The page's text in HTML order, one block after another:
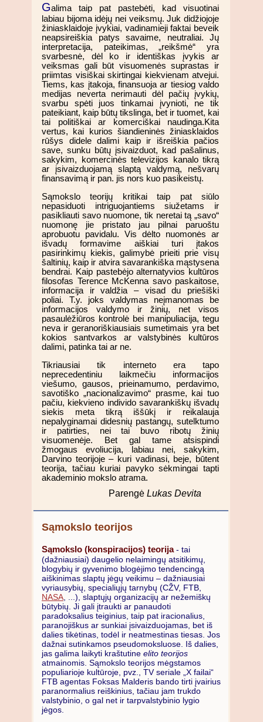
Galima taip pat pastebėti, kad visuotinai
labiau bijoma idėjų nei veiksmų. Juk didžiojoje
žiniasklaidoje įvykiai, vadinamieji faktai beveik
neapsireiškia patys savaime, neutraliai. Jų
interpretacija, pateikimas, „reikšmė“ yra
svarbesnė, dėl ko ir identiškas įvykis ar
veiksmas gali būt visuomenės suprastas ir
priimtas visiškai skirtingai kiekvienam atvejui.
Tiems, kas įtakoja, finansuoja ar tiesiog valdo
medijas neverta nerimauti dėl pačių įvykių,
svarbu spėti juos tinkamai įvynioti, ne tik
pateikiant, kaip būtų tikslinga, bet ir tuomet, kai
tai politiškai ar komerciškai naudinga.Kita
vertus, kai kurios šiandieninės žiniasklaidos
rūšys didele dalimi kaip ir išreiškia pačios
save, sunku būtų įsivaizduot, kad pašalinus,
sakykim, komercinės televizijos kanalo tikrą
ar įsivaizduojamą slaptą valdymą, nešvarų
finansavimą ir pan. jis nors kuo pasikeistų.
Sąmokslo teorijų kritikai taip pat siūlo
nepasiduoti intriguojantiems siužetams ir
pasikliauti savo nuomone, tik neretai tą „savo“
nuomonę jie pristato jau pilnai paruoštu
aprobuotu pavidalu. Vis dėlto nuomonės ar
išvadų formavime aiškiai turi įtakos
pasirinkimų kiekis, galimybė prieiti prie visų
šaltinių, kaip ir atvira savarankiška mąstysena
bendrai. Kaip pastebėjo alternatyvios kultūros
filosofas Terence McKenna savo paskaitose,
informacija ir valdžia – visad du priešiški
poliai. T.y. joks valdymas neįmanomas be
informacijos valdymo ir žinių, net visos
pasaulėžiūros kontrolė bei manipuliacija, tegu
neva ir geranoriškiausiais sumetimais yra bet
kokios santvarkos ar valstybinės kultūros
dalimi, patinka tai ar ne.
Tikriausiai tik interneto era tapo
neprecedentiniu laikmečiu informacijos
viešumo, gausos, prieinamumo, perdavimo,
savotiško „nacionalizavimo“ prasme, kai tuo
pačiu, kiekvieno individo savarankiškų išvadų
siekis meta tikrą iššūkį ir reikalauja
nepalyginamai didesnių pastangų, sutelktumo
ir patirties, nei tai buvo ribotų žinių
visuomenėje. Bet gal tame atsispindi
žmogaus evoliucija, labiau nei, sakykim,
Darvino teorijoje – kuri vadinasi, beje, būtent
teorija, tačiau kuriai pavyko sėkmingai tapti
akademinio mokslo atrama.
Parengė Lukas Devita
Sąmokslo teorijos
Sąmokslo (konspiracijos) teorija- tai
(dažniausiai) daugelio nelaimingų atsitikimų,
blogybių ir gyvenimo blogėjimo tendencingą
aiškinimas slaptų jėgų veikimu – dažniausiai
vyriausybių, specialiųjų tarnybų (CŽV, FTB,
NASA , ...), slaptųjų organizacijų ar nežemiškų
būtybių. Ji gali įtraukti ar panaudoti
paradoksalius teiginius, taip pat iracionalius,
paranojiškus ar sunkiai įsivaizduojamas, bet iš
dalies tikėtinas, todėl ir neatmestinas tiesas. Jos
dažnai sutinkamos pseudomoksluose. Iš dalies,
jas galima laikyti kraštutine elito teorijos
atmainomis. Sąmokslo teorijos mėgstamos
populiarioje kultūroje, pvz., TV seriale „X failai“
FTB agentas Foksas Malderis bando tirti įvairius
paranormalius reiškinius, tačiau jam trukdo
valstybinio, o gal net ir tarpvalstybinio lygio
jėgos.